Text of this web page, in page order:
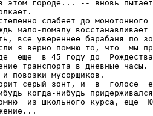
этом городе... -- вновь
слабеет до монотонного
мало-помалу восстанавливает
все увереннее барабаня по
я верно помню то, что  мы
еще  в 45 году до
транспорта в дневные часы.
повозки мусорщиков.
серый зонт, и  в  голосе
когда-нибудь
из школьного курса, еще